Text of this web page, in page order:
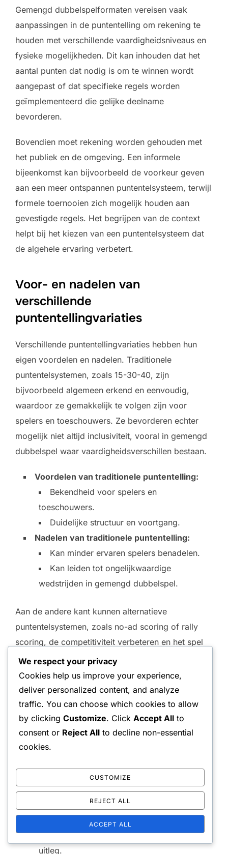
Gemengd dubbelspelformaten vereisen vaak
aanpassingen in de puntentelling om rekening te
houden met verschillende vaardigheidsniveaus en
fysieke mogelijkheden. Dit kan inhouden dat het
aantal punten dat nodig is om te winnen wordt
aangepast of dat specifieke regels worden
geïmplementeerd die gelijke deelname
bevorderen.
Bovendien moet rekening worden gehouden met
het publiek en de omgeving. Een informele
bijeenkomst kan bijvoorbeeld de voorkeur geven
aan een meer ontspannen puntentelsysteem, terwijl
formele toernooien zich mogelijk houden aan
gevestigde regels. Het begrijpen van de context
helpt bij het kiezen van een puntentelsysteem dat
de algehele ervaring verbetert.
Voor- en nadelen van
verschillende
puntentellingvariaties
Verschillende puntentellingvariaties hebben hun
eigen voordelen en nadelen. Traditionele
puntentelsystemen, zoals 15-30-40, zijn
bijvoorbeeld algemeen erkend en eenvoudig,
waardoor ze gemakkelijk te volgen zijn voor
spelers en toeschouwers. Ze bevorderen echter
mogelijk niet altijd inclusiviteit, vooral in gemengd
dubbelspel waar vaardigheidsverschillen bestaan.
Voordelen van traditionele puntentelling:
Bekendheid voor spelers en
toeschouwers.
Duidelijke structuur en voortgang.
Nadelen van traditionele puntentelling:
Kan minder ervaren spelers benadelen.
Kan leiden tot ongelijkwaardige
wedstrijden in gemengd dubbelspel.
Aan de andere kant kunnen alternatieve
puntentelsystemen, zoals no-ad scoring of rally
scoring, de competitiviteit verbeteren en het spel
versnellen. Deze methoden kunnen bijzonder
voordelig zijn in gemengd dubbelspel, omdat ze
snel beslissingen en aanpassingsvermogen
aanmoedigen.
Voordelen van alternatieve puntentelling:
gemengd dubbelspel.
Nadelen van alternatieve puntentelling:
Kan minder bekend zijn bij sommige
Kan leiden tot verwarring zonder goede
uitleg.
We respect your privacy
Cookies help us improve your experience,
deliver personalized content, and analyze
traffic. You can choose which cookies to allow
by clicking Customize. Click Accept All to
consent or Reject All to decline non-essential
cookies.
CUSTOMIZE
REJECT ALL
ACCEPT ALL